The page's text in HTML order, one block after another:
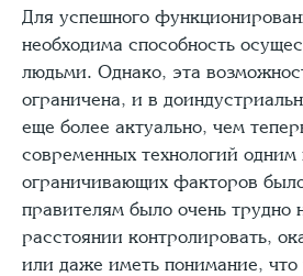
Для успешного
необходима способность
людьми. Однако, эта
ограничена, и в
еще более актуально, чем
современных технологий одним
ограничивающих факторов
правителям было очень трудно
расстоянии контролировать,
или даже иметь понимание, что